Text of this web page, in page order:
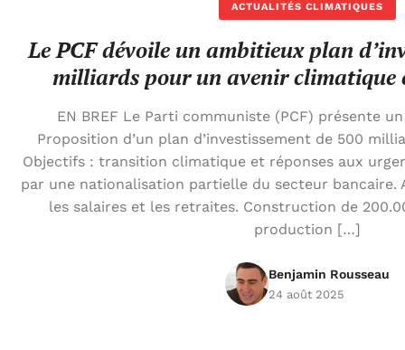
ACTUALITÉS CLIMATIQUES
Le PCF dévoile un ambitieux plan
milliards pour un avenir climatique
EN BREF Le Parti communiste (PCF) présente
Proposition d’un plan d’investissement de 500
Objectifs : transition climatique et réponses aux
par une nationalisation partielle du secteur bancaire.
les salaires et les retraites. Construction de
production […]
Benjamin Rousseau
24 août 2025